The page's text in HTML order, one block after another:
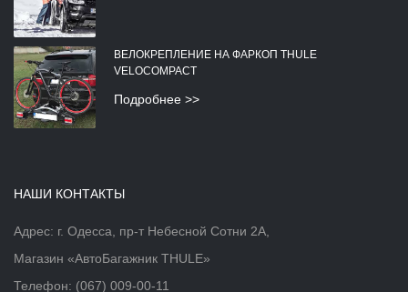
ВЕЛОКРЕПЛЕНИЕ НА ФАРКОП THULE
VELOCOMPACT
Подробнее >>
НАШИ КОНТАКТЫ
Адрес: г. Одесса, пр-т Небесной Сотни 2А,
Магазин «АвтоБагажник THULE»
Телефон: (067) 009-00-11